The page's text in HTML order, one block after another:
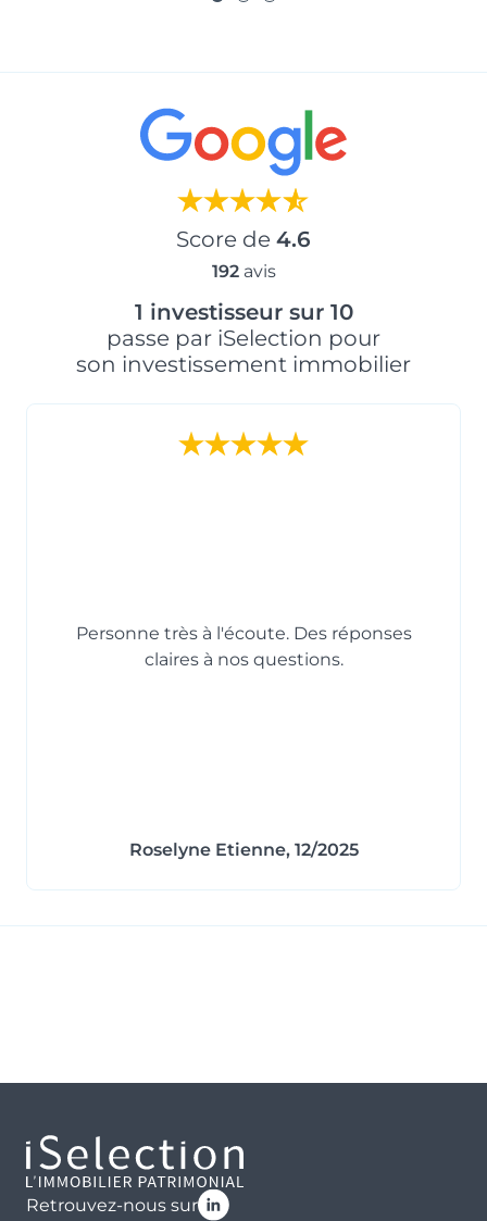
Score de 4.6
192avis
1 investisseur sur 10
passe par iSelection pour
son investissement immobilier
Personne très à l'écoute. Des réponses
claires à nos questions.
Roselyne Etienne, 12/2025
Retrouvez-nous sur